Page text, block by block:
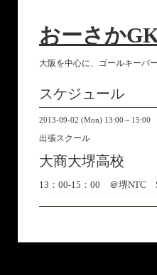
おーさか
大阪を中心に、ゴールキーパ
スケジュール
2013-09-02 (Mon) 13:00～15:00
出張スクール
大商大堺高校
13：00-15：00 ＠堺NTC